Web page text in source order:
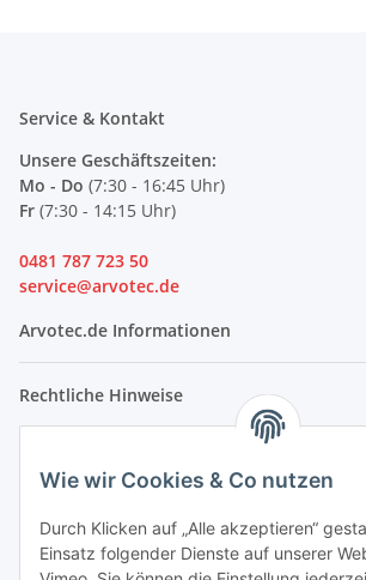
Service & Kontakt
Unsere Geschäftszeiten:
Mo - Do (7:30 - 16:45 Uhr)
Fr (7:30 - 14:15 Uhr)
0481 787 723 50
service@arvotec.de
Arvotec.de Informationen
Rechtliche Hinweise
Wie wir Cookies & Co nutzen
Durch Klicken auf „Alle akzeptieren“
Einsatz folgender Dienste auf unserer